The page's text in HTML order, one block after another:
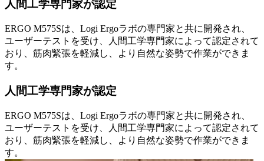
人間工学専門家が認定
ERGO M575Sは、Logi Ergoラボの専門家と共に開発され、
ユーザーテストを受け、人間工学専門家によって認定されて
おり、筋肉緊張を軽減し、より自然な姿勢で作業ができま
す。
人間工学専門家が認定
ERGO M575Sは、Logi Ergoラボの専門家と共に開発され、
ユーザーテストを受け、人間工学専門家によって認定されて
おり、筋肉緊張を軽減し、より自然な姿勢で作業ができま
す。